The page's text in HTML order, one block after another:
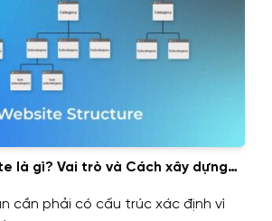
là gì? Vai trò và Cách xây dựng
cần phải có cấu trúc xác định vì